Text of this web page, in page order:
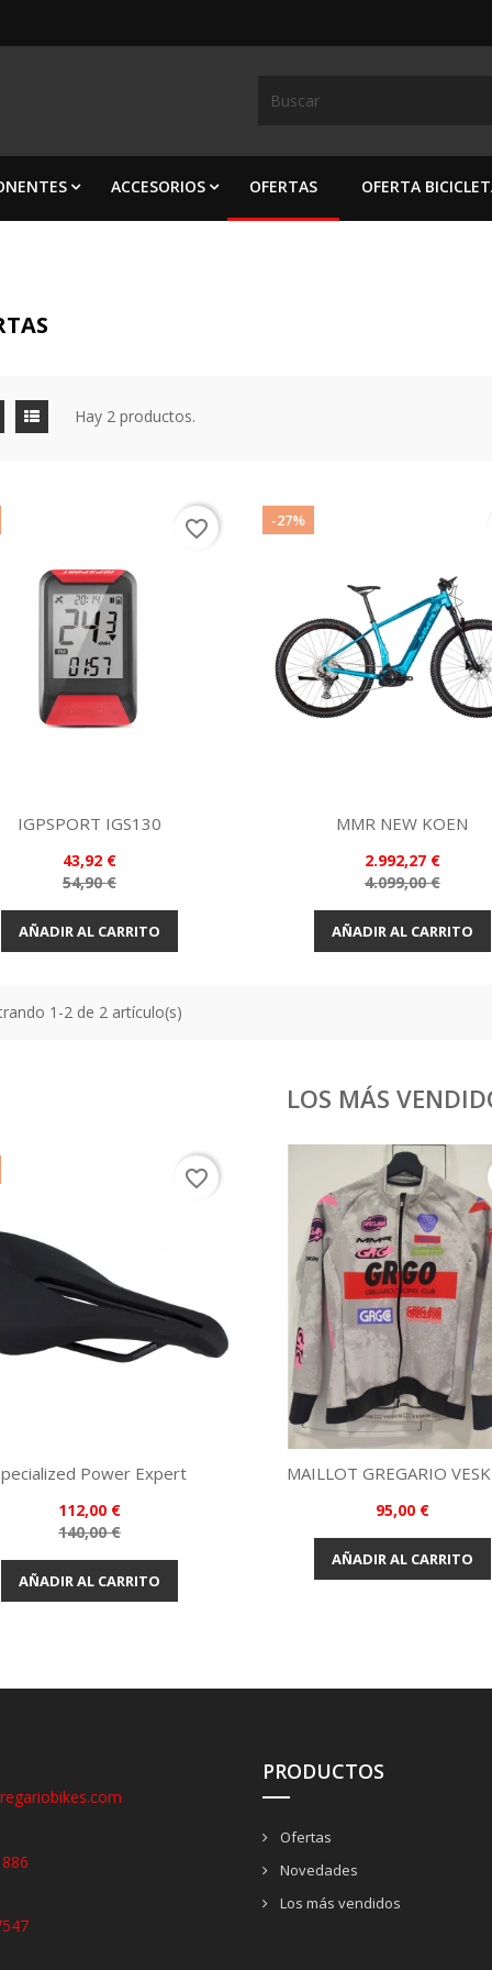
ACCESORIOS OFERTAS OFERTA
Hay 2 productos.
Vista rápida
IGPSPORT IGS130
Precio
43,92 €
Precio
54,90 €
AÑADIR AL CARRITO
favorite_border -27%
NegroAzul
MMR NEW KOEN
Precio
2.992,27 €
Precio
4.099,00 €
AÑADIR AL CARRITO
1-2 de 2 artículo(s)
LOS MÁS
Vista rápida
Power Expert
Precio
112,00 €
Precio
140,00 €
AÑADIR AL CARRITO
favorite_border
Gris
MAILLOT GREGARIO
Precio
95,00 €
AÑADIR AL CARRITO
PRODUCTOS
Ofertas
Novedades
Los más vendidos